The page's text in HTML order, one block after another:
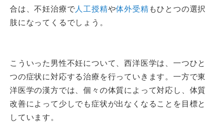
合は、不妊治療で人工授精や体外受精 もひとつの選択
肢になってくるでしょう。
こういった男性不妊について、西洋医学は、一つひと
つの症状に対応する治療を行っていきます。一方で東
洋医学の漢方では、個々の体質によって対応し、体質
改善によって少しでも症状が出なくなることを目標と
しています。